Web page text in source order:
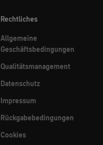
Rechtliches
Allgemeine
Geschäftsbedingungen
Qualitätsmanagement
Datenschutz
Impressum
Rückgabebedingungen
Cookies